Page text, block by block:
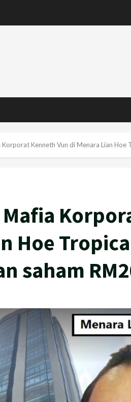
Kenneth Vun di Menara Lian Hoe
Hoe
saham